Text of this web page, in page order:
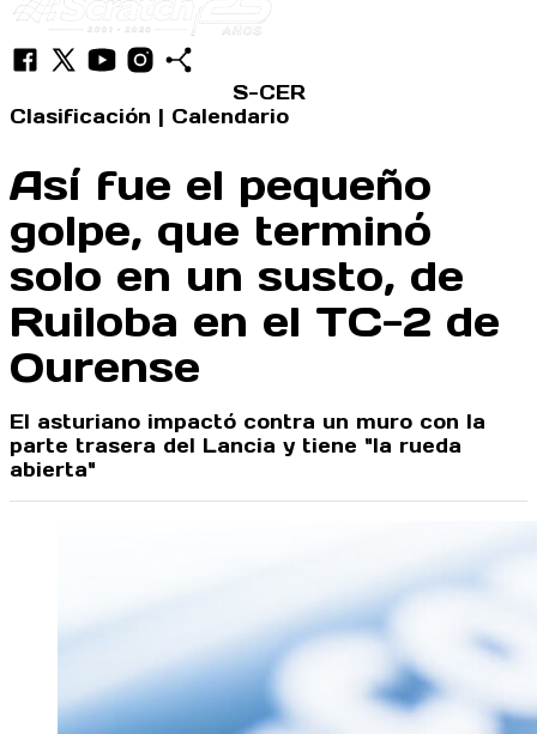
S-CER
Clasificación | Calendario
Así fue el pequeño
golpe, que terminó
solo en un susto, de
Ruiloba en el TC-2 de
Ourense
El asturiano impactó contra un muro con la
parte trasera del Lancia y tiene "la rueda
abierta"